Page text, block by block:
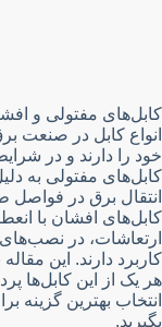
کابل‌های مفتولی و
انواع کابل در صنعت
خود را دارند و در
کابل‌های مفتولی به
انتقال برق در
کابل‌های افشان با
ارتعاشات، در
کاربرد دارند. این
هر یک از این کابل‌ها
انتخاب بهترین گزینه
بگیرید.